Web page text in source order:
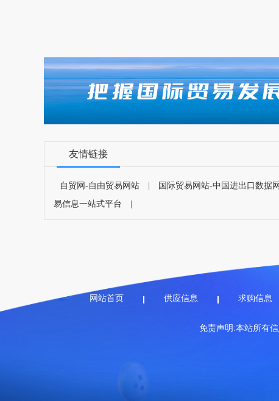
友情链接
自贸网-自由贸易网站 国际贸易网站-中国进出口数据网
易信息一站式平台
网站首页 供应信息 求购信息
免责声明:本站所有